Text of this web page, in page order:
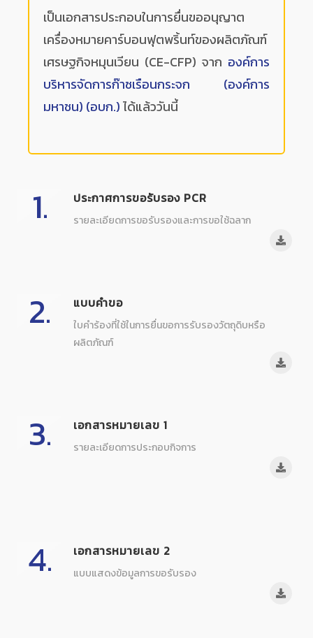
เป็นเอกสารประกอบในการยื่นขออนุญาต
เครื่องหมายคาร์บอนฟุตพริ้นท์ของผลิตภัณฑ์
เศรษฐกิจหมุนเวียน (CE-CFP) จาก องค์การ
บริหารจัดการก๊าซเรือนกระจก (องค์การ
มหาชน) (อบก.)ได้แล้ววันนี้
1. ประกาศการขอรับรอง PCR
รายละเอียดการขอรับรองและการขอใช้ฉลาก
2. แบบคำขอ
ใบคำร้องที่ใช้ในการยื่นขอการรับรองวัตถุดิบหรือ
ผลิตภัณฑ์
3. เอกสารหมายเลข 1
รายละเอียดการประกอบกิจการ
4. เอกสารหมายเลข 2
แบบแสดงข้อมูลการขอรับรอง